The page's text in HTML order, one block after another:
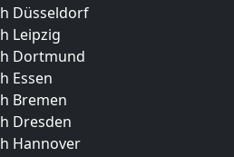
Düsseldorf
Leipzig
Dortmund
Essen
Bremen
Dresden
Hannover